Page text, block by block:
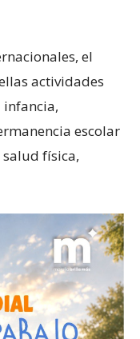
el
actividades
infancia,
escolar
física,